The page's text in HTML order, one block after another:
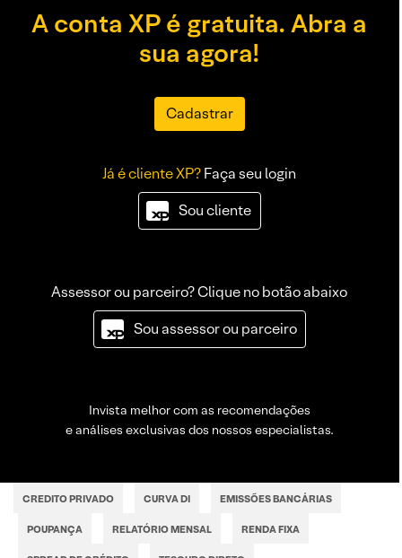
A conta XP é gratuita. Abra a
sua agora!
Cadastrar
Já é cliente XP?Faça seu login
Sou cliente
Assessor ou parceiro? Clique no botão abaixo
Sou assessor ou parceiro
Invista melhor com as recomendações
e análises exclusivas dos nossos especialistas.
CREDITO PRIVADO CURVA DI EMISSÕES BANCÁRIAS
POUPANÇA RELATÓRIO MENSAL RENDA FIXA